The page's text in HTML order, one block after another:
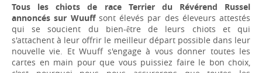
Tous les chiots de race Terrier du Révérend Russel
annoncés sur Wuuffsont élevés par des éleveurs attestés
qui se soucient du bien-être de leurs chiots et qui
s'attachent à leur offrir le meilleur départ possible dans leur
nouvelle vie. Et Wuuff s'engage à vous donner toutes les
cartes en main pour que vous puissiez faire le bon choix,